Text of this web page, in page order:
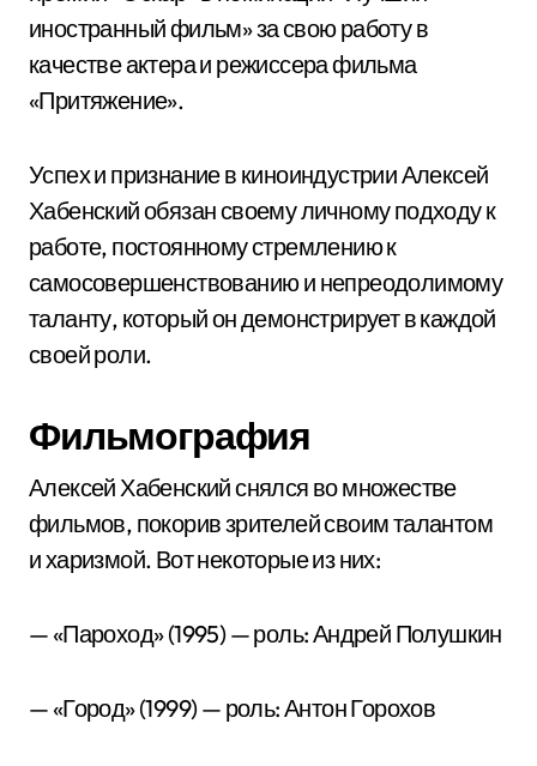
иностранный фильм» за свою работу в
качестве актера и режиссера фильма
«Притяжение».
Успех и признание в киноиндустрии Алексей
Хабенский обязан своему личному подходу к
работе, постоянному стремлению к
самосовершенствованию и непреодолимому
таланту, который он демонстрирует в каждой
своей роли.
Фильмография
Алексей Хабенский снялся во множестве
фильмов, покорив зрителей своим талантом
и харизмой. Вот некоторые из них:
— «Пароход» (1995) — роль: Андрей Полушкин
— «Город» (1999) — роль: Антон Горохов